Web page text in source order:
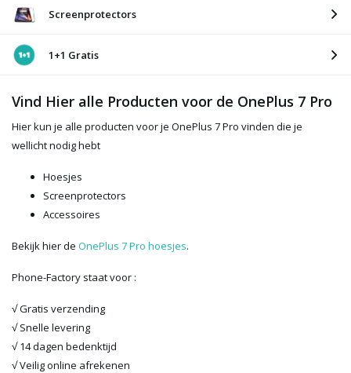
Screenprotectors
1+1 Gratis
Vind Hier alle Producten voor de OnePlus 7 Pro
Hier kun je alle producten voor je OnePlus 7 Pro vinden die je
wellicht nodig hebt
Hoesjes
Screenprotectors
Accessoires
Bekijk hier de OnePlus 7 Pro hoesjes.
Phone-Factory staat voor :
√ Gratis verzending
√ Snelle levering
√ 14 dagen bedenktijd
√ Veilig online afrekenen